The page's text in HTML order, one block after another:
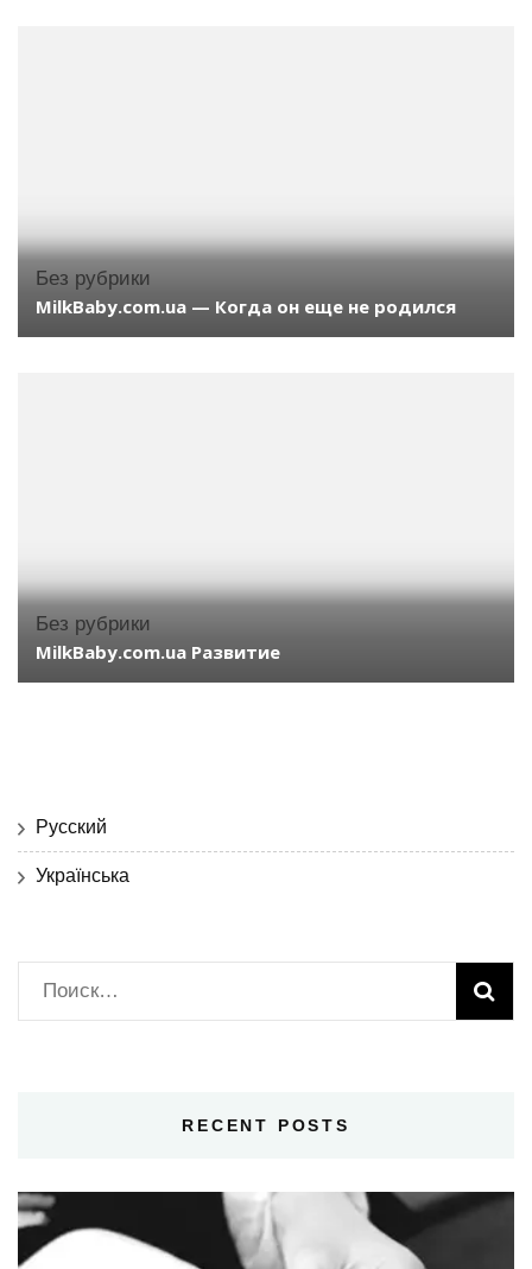
Без рубрики
MilkBaby.com.ua — Когда он еще не родился
Без рубрики
MilkBaby.com.ua Развитие
Русский
Українська
Найти:
RECENT POSTS